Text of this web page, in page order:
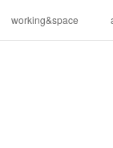
working&space